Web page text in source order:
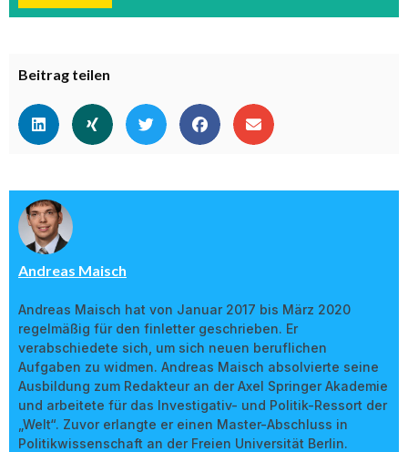
Beitrag teilen
Andreas Maisch
Andreas Maisch hat von Januar 2017 bis März 2020
regelmäßig für den finletter geschrieben. Er
verabschiedete sich, um sich neuen beruflichen
Aufgaben zu widmen. Andreas Maisch absolvierte seine
Ausbildung zum Redakteur an der Axel Springer Akademie
und arbeitete für das Investigativ- und Politik-Ressort der
„Welt“. Zuvor erlangte er einen Master-Abschluss in
Politikwissenschaft an der Freien Universität Berlin.